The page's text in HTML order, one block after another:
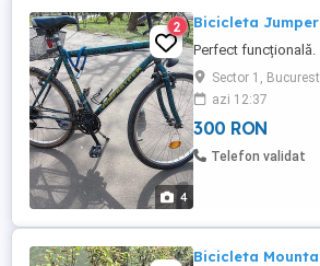
4
2 Bicicleta
Perfect funcțională.
Sector 1,
azi 12:37
300 RON
Telefon validat
Bicicleta